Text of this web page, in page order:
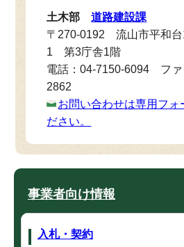
土木部道路建設課
〒270-0192 流山市平和台
1 第3庁舎1階
電話：04-7150-6094 ファ
2862
お問い合わせは専用フォ
ださい。
事業者向け情報
入札・契約